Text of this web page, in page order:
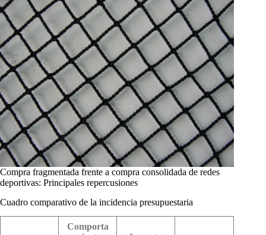
Compra fragmentada frente a compra consolidada de redes
deportivas: Principales repercusiones
Cuadro comparativo de la incidencia presupuestaria
Comporta